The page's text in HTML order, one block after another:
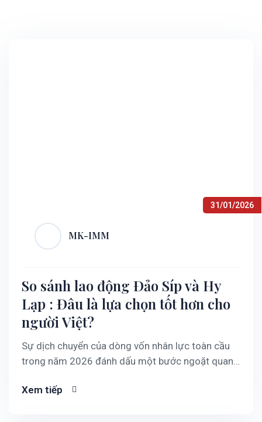
31/01/2026
MK-IMM
So sánh lao động Đảo Síp và Hy
Lạp : Đâu là lựa chọn tốt hơn cho
người Việt?
Sự dịch chuyển của dòng vốn nhân lực toàn cầu
trong năm 2026 đánh dấu một bước ngoặt quan
Síp trở thành những mắt xích chiến lược trong
Xem tiếp